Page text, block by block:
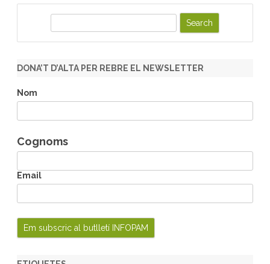
r
h
DONA’T D’ALTA PER REBRE EL NEWSLETTER
Nom
Cognoms
Email